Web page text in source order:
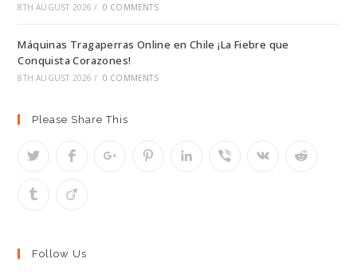
8TH AUGUST 2026 / 0 COMMENTS
Máquinas Tragaperras Online en Chile ¡La Fiebre que
Conquista Corazones!
8TH AUGUST 2026 / 0 COMMENTS
Please Share This
Follow Us